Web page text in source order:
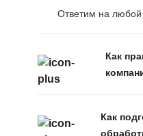
Ответим на
Как
Как